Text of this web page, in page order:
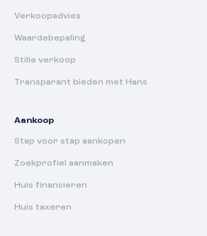
Verkoopadvies
Waardebepaling
Stille verkoop
Transparant bieden met Hans
Aankoop
Stap voor stap aankopen
Zoekprofiel aanmaken
Huis financieren
Huis taxeren